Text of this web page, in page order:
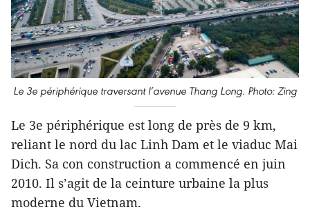
Le 3e périphérique traversant l’avenue Thang Long. Photo: Zing
Le 3e périphérique est long de près de 9 km,
reliant le nord du lac Linh Dam et le viaduc Mai
Dich. Sa con construction a commencé en juin
2010. Il s’agit de la ceinture urbaine la plus
moderne du Vietnam.